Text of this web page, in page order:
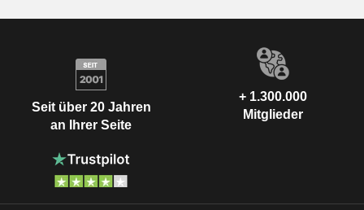
Seit über 20 Jahren
an Ihrer Seite
+ 1.300.000
Mitglieder